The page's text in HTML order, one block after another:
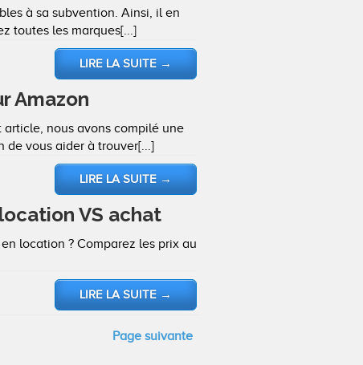
à sa subvention. Ainsi, il en
toutes les marques[...]
LIRE LA SUITE →
Amazon
nous avons compilé une
de vous aider à trouver[...]
LIRE LA SUITE →
VS achat
location ? Comparez les prix au
LIRE LA SUITE →
Page suivante